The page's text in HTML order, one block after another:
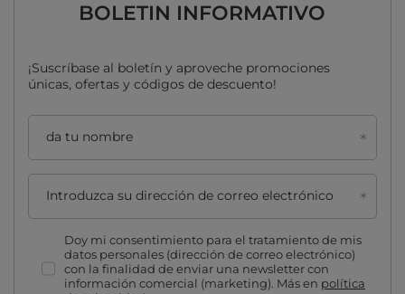
BOLETIN INFORMATIVO
¡Suscríbase al boletín y aproveche promociones
únicas, ofertas y códigos de descuento!
da tu nombre
Introduzca su dirección de correo electrónico
Doy mi consentimiento para el tratamiento de mis
datos personales (dirección de correo electrónico)
con la finalidad de enviar una newsletter con
información comercial (marketing). Más en política